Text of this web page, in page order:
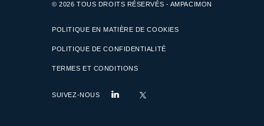
© 2026 TOUS DROITS RÉSERVÉS - AMPACIMON
POLITIQUE EN MATIÈRE DE COOKIES
POLITIQUE DE CONFIDENTIALITÉ
TERMES ET CONDITIONS
SUIVEZ-NOUS